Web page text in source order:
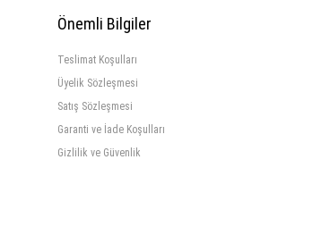
Önemli Bilgiler
Teslimat Koşulları
Üyelik Sözleşmesi
Satış Sözleşmesi
Garanti ve İade Koşulları
Gizlilik ve Güvenlik